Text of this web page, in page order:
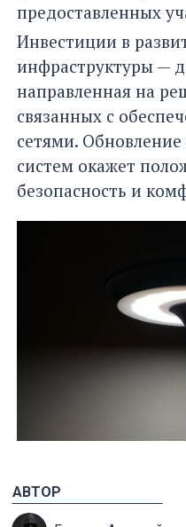
предоставленных
Инвестиции в
инфраструктуры —
направленная на
связанных с
сетями.
систем окажет
безопасность и
АВТОР